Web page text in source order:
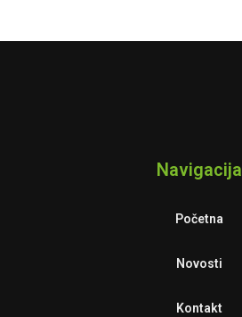
Navigacija
Početna
Novosti
Kontakt